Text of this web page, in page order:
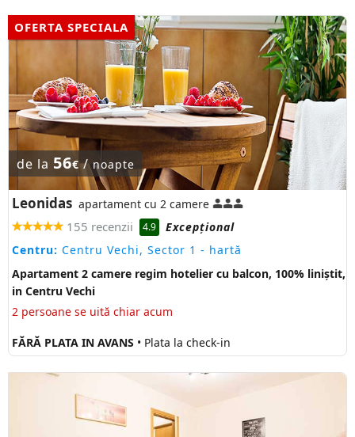
OFERTA SPECIALA
de la 56€/noapte
Leonidas apartament cu 2 camere
155 recenzii 4.9
Excepţional
Centru: Centru Vechi, Sector 1 - hartă
Apartament 2 camere regim hotelier cu balcon, 100% liniștit,
in Centru Vechi
2 persoane se uită chiar acum
FĂRĂ PLATA IN AVANS • Plata la check-in